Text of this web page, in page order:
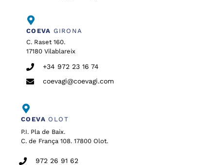
COEVA GIRONA
C. Raset 160.
17180 Vilablareix
+34 972 23 16 74
coevagi@coevagi.com
COEVA OLOT
P.I. Pla de Baix.
C. de França 108. 17800 Olot.
972 26 91 62